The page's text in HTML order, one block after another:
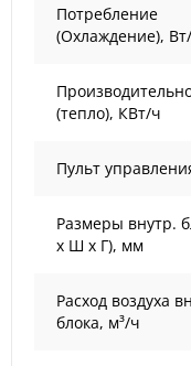
Потребление
(Охлаждение),
(тепло), КВт/ч
Пульт
Размеры внутр.
х Ш х Г), мм
Расход воздуха
блока, м³/ч